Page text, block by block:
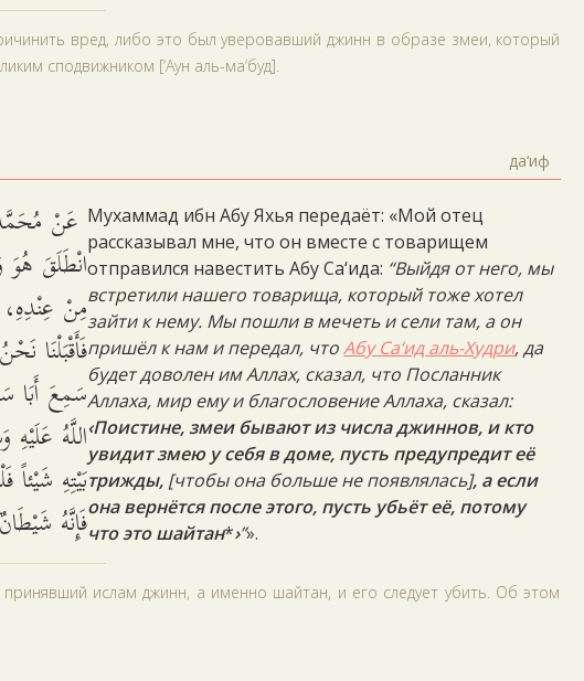
вред, либо это был уверовавший джинн в образе змеи, который
сподвижником [‘Аун аль-ма‘буд].
да‘иф
عَنْ
انْطَلَقَ
مِنْ عِنْدِهِ،
فَأَقْبَلْنَا
سَمِعَ أَبَا
اللَّهُ
بَيْتِهِ
فَإِنَّهُ
Мухаммад ибн Абу Яхья передаёт: «Мой отец
рассказывал мне, что он вместе с товарищем
отправился навестить Абу Са‘ида: “Выйдя от него, мы
встретили нашего товарища, который тоже хотел
зайти к нему. Мы пошли в мечеть и сели там, а он
пришёл к нам и передал, чтоАбу Са‘ид аль-Худри, да
будет доволен им Аллах, сказал, что Посланник
Аллаха, мир ему и благословение Аллаха, сказал:
‹Поистине, змеи бывают из числа джиннов, и кто
увидит змею у себя в доме, пусть предупредит её
трижды, [чтобы она больше не появлялась], а если
она вернётся после этого, пусть убьёт её, потому
что это шайтан*›”».
ислам джинн, а именно шайтан, и его следует убить. Об этом